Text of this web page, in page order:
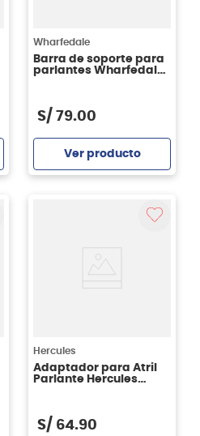
Wharfedale
Barra de soporte para
parlantes Wharfedale
S/ 79.00
Ver producto
Hercules
Adaptador para Atril
Parlante Hercules
S/ 64.90